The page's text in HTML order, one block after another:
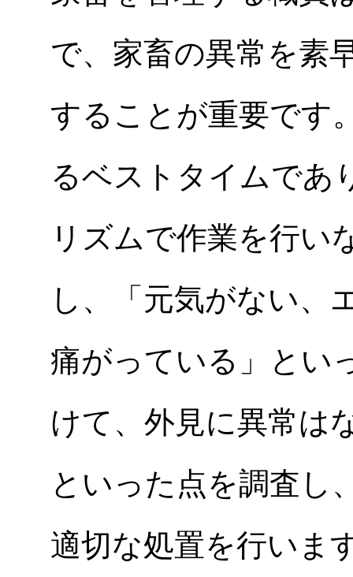
で、家畜の異常を素
することが重要です
るベストタイムであ
リズムで作業を行い
し、「元気がない、
痛がっている」とい
けて、外見に異常は
といった点を調査し
適切な処置を行いま